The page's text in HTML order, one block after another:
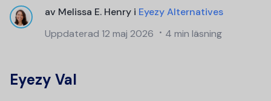
av Melissa E. Henry i Eyezy Alternatives
Uppdaterad 12 maj 2026 4 min läsning
Eyezy Val